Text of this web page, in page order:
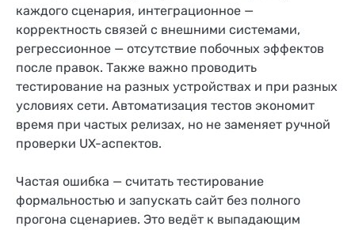
каждого сценария, интеграционное —
корректность связей с внешними системами,
регрессионное — отсутствие побочных эффектов
после правок. Также важно проводить
тестирование на разных устройствах и при разных
условиях сети. Автоматизация тестов экономит
время при частых релизах, но не заменяет ручной
проверки UX-аспектов.
Частая ошибка — считать тестирование
формальностью и запускать сайт без полного
прогона сценариев. Это ведёт к выпадающим